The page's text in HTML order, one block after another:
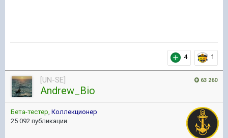
4 1
63 260
[UN-SE]
Andrew_Bio
Бета-тестер, Коллекционер
25 092 публикации